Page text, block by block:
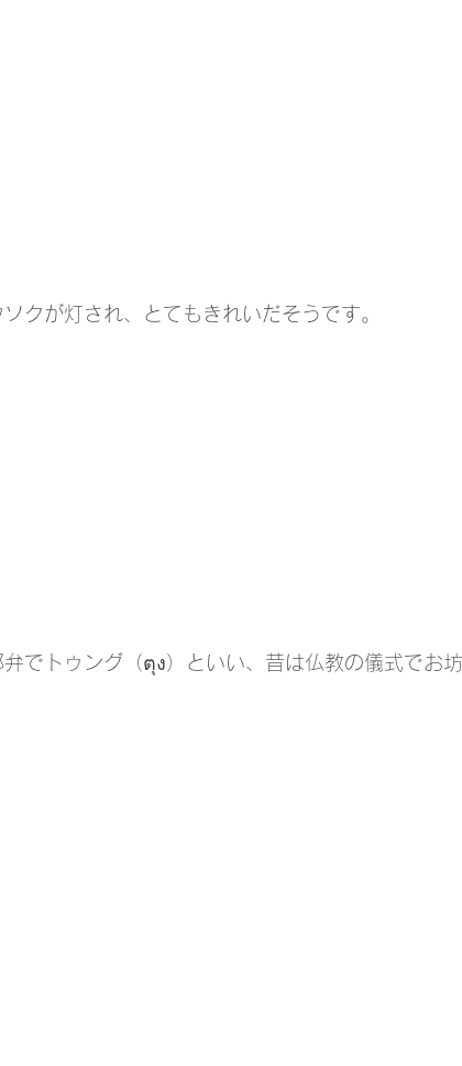
クが灯され、とてもきれいだそうです。
でトゥング（ตุง）といい、昔は仏教の儀式でお